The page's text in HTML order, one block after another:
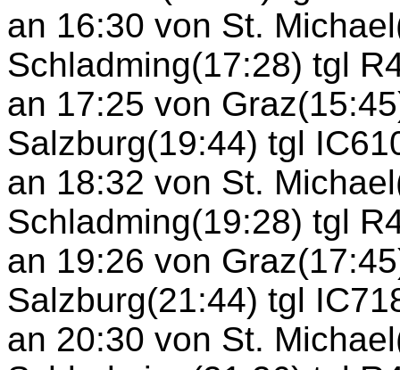
an 16:30 von St.
Schladming(17:28) tgl
an 17:25 von
Salzburg(19:44) tgl
an 18:32 von St.
Schladming(19:28) tgl
an 19:26 von
Salzburg(21:44) tgl
an 20:30 von St.